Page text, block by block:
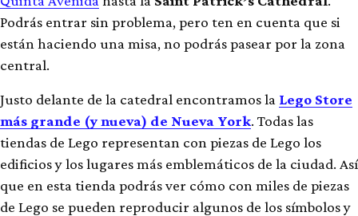
Podrás entrar sin problema, pero ten en cuenta que si
están haciendo una misa, no podrás pasear por la zona
central.
Justo delante de la catedral encontramos la Lego Store
más grande (y nueva) de Nueva York. Todas las
tiendas de Lego representan con piezas de Lego los
edificios y los lugares más emblemáticos de la ciudad. Así
que en esta tienda podrás ver cómo con miles de piezas
de Lego se pueden reproducir algunos de los símbolos y